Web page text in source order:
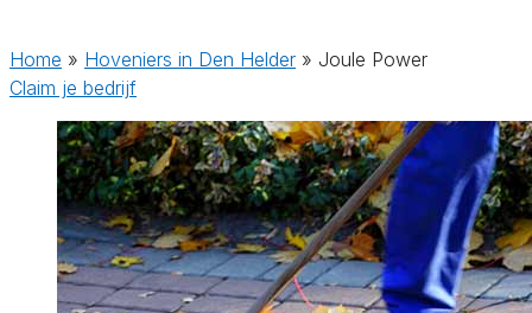
Home » Hoveniers in Den Helder » Joule Power
Claim je bedrijf